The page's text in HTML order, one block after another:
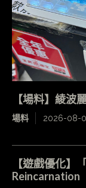
【場料】綾波
場料 2026-08-
【遊戲優化】
Reincarnation